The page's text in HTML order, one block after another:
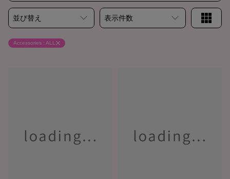
並び替え 表示件数
Accessories : ALL